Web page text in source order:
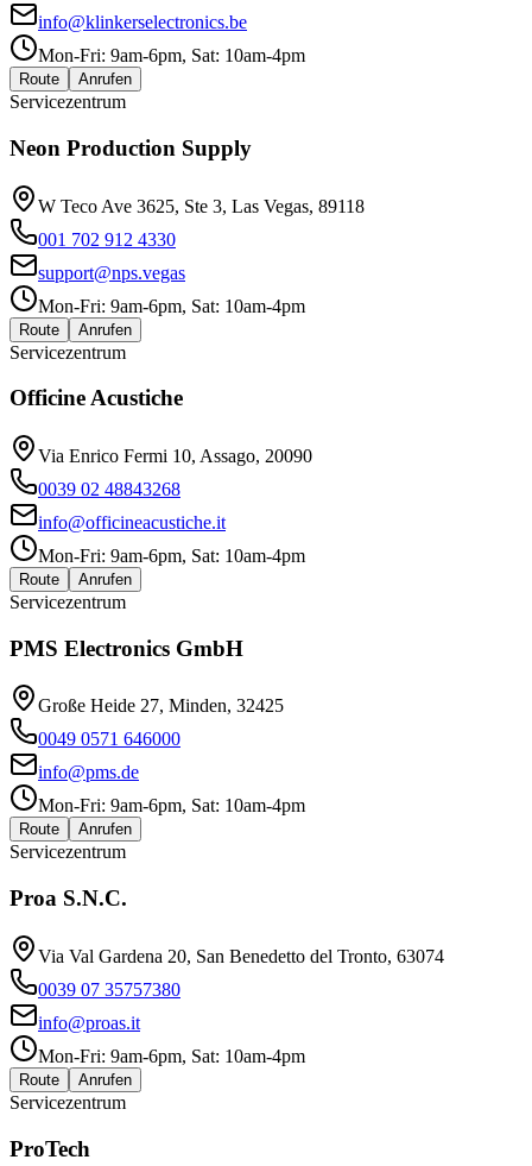
info@klinkerselectronics.be
Mon-Fri: 9am-6pm, Sat: 10am-4pm
Route Anrufen
Servicezentrum
Neon Production Supply
W Teco Ave 3625, Ste 3, Las Vegas, 89118
001 702 912 4330
support@nps.vegas
Mon-Fri: 9am-6pm, Sat: 10am-4pm
Route Anrufen
Servicezentrum
Officine Acustiche
Via Enrico Fermi 10, Assago, 20090
0039 02 48843268
info@officineacustiche.it
Mon-Fri: 9am-6pm, Sat: 10am-4pm
Route Anrufen
Servicezentrum
PMS Electronics GmbH
Große Heide 27, Minden, 32425
0049 0571 646000
info@pms.de
Mon-Fri: 9am-6pm, Sat: 10am-4pm
Route Anrufen
Servicezentrum
Proa S.N.C.
Via Val Gardena 20, San Benedetto del Tronto, 63074
0039 07 35757380
info@proas.it
Mon-Fri: 9am-6pm, Sat: 10am-4pm
Route Anrufen
Servicezentrum
ProTech